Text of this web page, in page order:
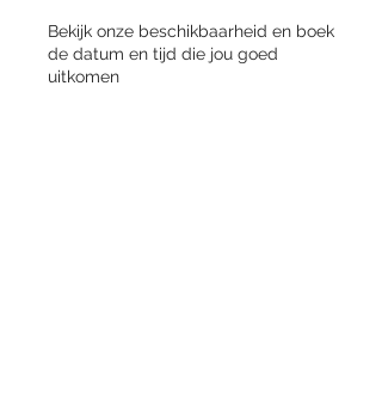
Bekijk onze beschikbaarheid en boek
de datum en tijd die jou goed
uitkomen